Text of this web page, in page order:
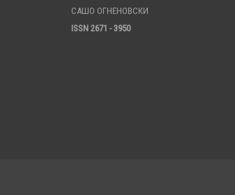
САШО ОГНЕНОВСКИ
ISSN 2671 - 3950